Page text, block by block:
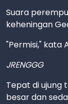
Suara
keheningan
"Permisi," kata
JRENGGG
Tepat di ujung
besar dan